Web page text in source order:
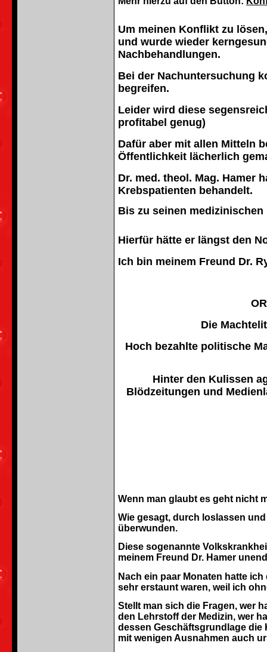
Um meinen Konflikt zu
und wurde wieder
Nachbehandlungen.
Bei der Nachuntersuchung
begreifen.
Leider wird diese
profitabel genug)
Dafür aber mit allen Mitteln
Öffentlichkeit lächerlich
Dr. med. theol. Mag. Hamer
Krebspatienten behandelt.
Bis zu seinen
Hierfür hätte er längst den
Ich bin meinem Freund Dr.
Die
Hoch bezahlte politische
Hinter den Kulissen
Blödzeitungen und
Wenn man glaubt es geht nicht
Wie gesagt, durch loslassen
überwunden.
Diese sogenannte
meinem Freund Dr. Hamer
Nach ein paar Monaten hatte
sehr erstaunt waren, weil ich
Stellt man sich die Fragen, wer
den Lehrstoff der Medizin, wer
dessen Geschäftsgrundlage die
mit wenigen Ausnahmen auch